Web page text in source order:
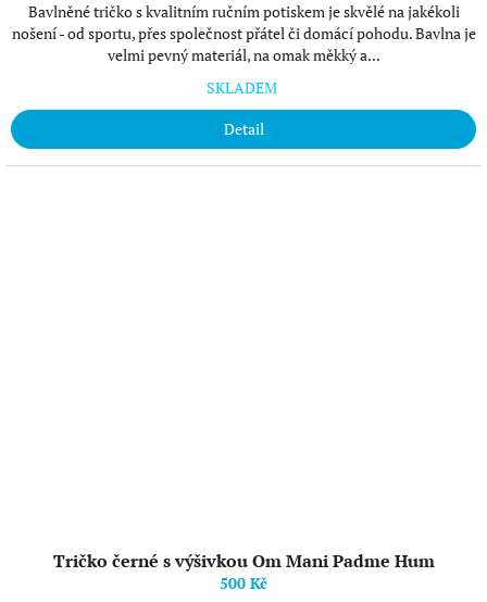
Bavlněné tričko s kvalitním ručním potiskem je skvělé na jakékoli
nošení - od sportu, přes společnost přátel či domácí pohodu. Bavlna je
velmi pevný materiál, na omak měkký a...
SKLADEM
Detail
Tričko černé s výšivkou Om Mani Padme Hum
500 Kč